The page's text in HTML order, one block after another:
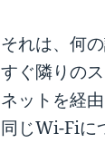
それは、何
すぐ隣りの
ネットを経
同じWi-Fiに